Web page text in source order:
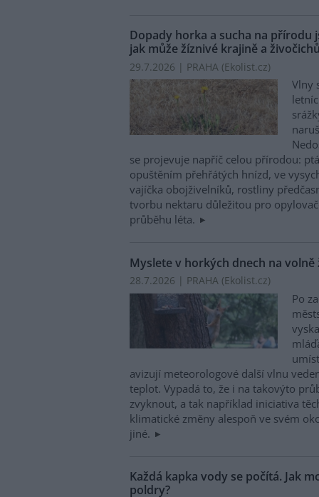
Dopady horka a sucha na přírodu
jak může žíznivé krajině a
29.7.2026 | PRAHA (Ekolist.cz)
Vlny
se projevuje napříč celou přírodou:
opuštěním přehřátých hnízd, ve
vajíčka obojživelníků, rostliny
tvorbu nektaru důležitou pro
průběhu léta.
Myslete v horkých dnech na
28.7.2026 | PRAHA (Ekolist.cz)
Po
avizují meteorologové další vlnu
teplot. Vypadá to, že i na takovýto
zvyknout, a tak například iniciativa
klimatické změny alespoň ve svém
jiné.
Každá kapka vody se počítá. Jak
poldry?